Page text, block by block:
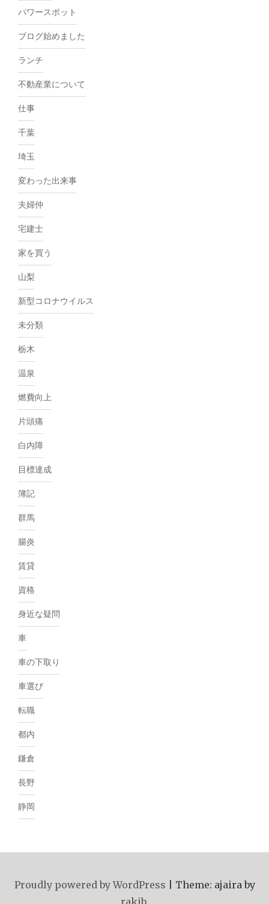
パワースポット
ブログ始めました
ランチ
不動産業について
仕事
千葉
埼玉
変わった出来事
夫婦仲
宅建士
家を買う
山梨
新型コロナウイルス
未分類
栃木
温泉
燃費向上
片頭痛
白内障
目標達成
簿記
群馬
腸炎
賃貸
資格
身近な疑問
車
車の下取り
車選び
転職
都内
鎌倉
長野
静岡
Proudly powered by WordPress
Theme: ajaira by